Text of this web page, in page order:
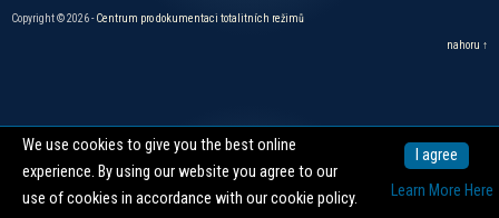
Copyright © 2026 -Centrum pro dokumentaci totalitních režimů
nahoru ↑
We use cookies to give you the best online
experience. By using our website you agree to our
use of cookies in accordance with our cookie policy.
I agree
Learn More Here